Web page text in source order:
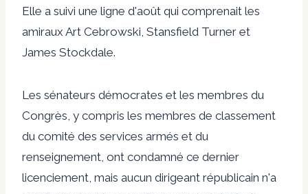
Elle a suivi une ligne d'août qui comprenait les
amiraux Art Cebrowski, Stansfield Turner et
James Stockdale.
Les sénateurs démocrates et les membres du
Congrès, y compris les membres de classement
du comité des services armés et du
renseignement, ont condamné ce dernier
licenciement, mais aucun dirigeant républicain n'a